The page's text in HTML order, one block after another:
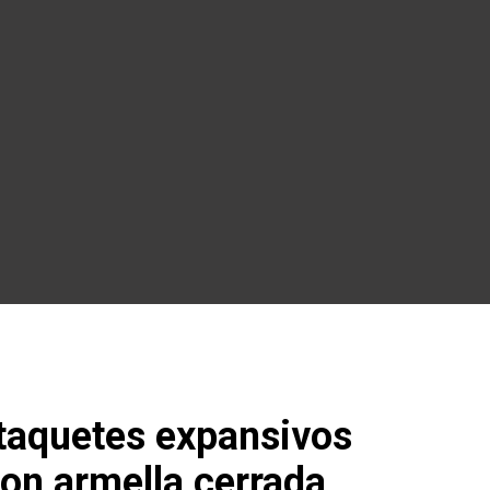
expansivos